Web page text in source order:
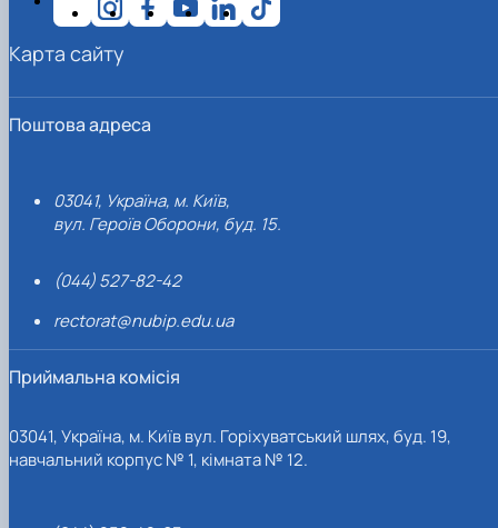
Поштова адреса
03041, Україна, м. Київ,
вул. Героїв Оборони, буд. 15.
(044) 527-82-42
rectorat@nubip.edu.ua
Приймальна комісія
03041, Україна, м. Київ вул. Горіхуватський шлях, буд. 19,
навчальний корпус № 1, кімната № 12.
Карта сайту